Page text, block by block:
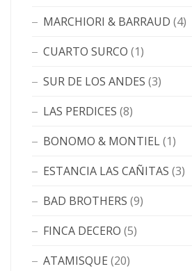
MARCHIORI & BARRAUD (4)
CUARTO SURCO (1)
SUR DE LOS ANDES (3)
LAS PERDICES (8)
BONOMO & MONTIEL(1)
ESTANCIA LAS CAÑITAS (3)
BAD BROTHERS (9)
FINCA DECERO (5)
ATAMISQUE (20)